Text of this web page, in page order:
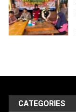
CATEGORIES